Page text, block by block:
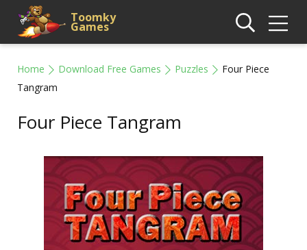
Toomky
Games
Home Download Free Games Puzzles
Four Piece
Tangram
Four Piece Tangram